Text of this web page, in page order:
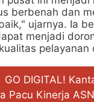
berbenah dan
ujarnya. Ia
menjadi
pelayanan
GO DIGITAL!
Pacu Kinerja